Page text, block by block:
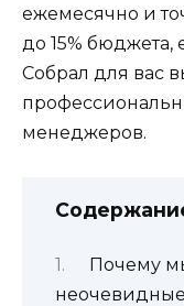
ежемесячно и
до 15% бюджета,
Собрал для вас
менеджеров.
Почему